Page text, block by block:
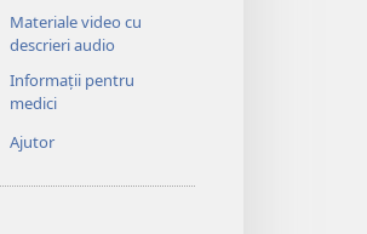
Materiale video cu
descrieri audio
Informații pentru
medici
Ajutor